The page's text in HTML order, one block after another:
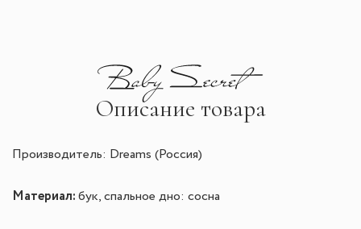
Описание товара
Производитель: Dreams (Россия)
Материал: бук, спальное дно: сосна